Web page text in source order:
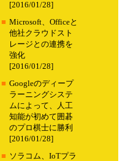
[2016/01/28]
■ Microsoft、Officeと
他社クラウドスト
レージとの連携を
強化
[2016/01/28]
■ Googleのディープ
ラーニングシステ
ムによって、人工
知能が初めて囲碁
のプロ棋士に勝利
[2016/01/28]
■ ソラコム、IoTプラ